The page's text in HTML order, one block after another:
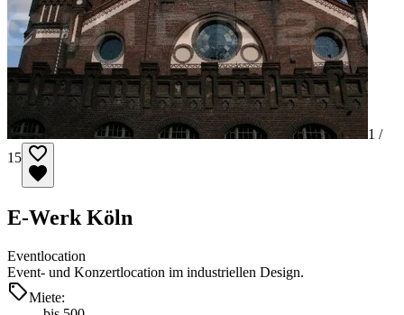
1 /
15
E-Werk Köln
Eventlocation
Event- und Konzertlocation im industriellen Design.
Miete: